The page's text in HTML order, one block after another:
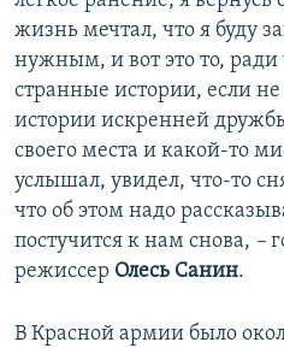
жизнь мечтал, что я буду
нужным, и вот это то, ради
странные истории, если
истории искренней
своего места и какой-то
услышал, увидел, что-то
что об этом надо
постучится к нам снова, –
режиссер Олесь Санин.
В Красной армии было